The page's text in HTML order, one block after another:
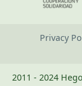
Privacy
2011 - 2024